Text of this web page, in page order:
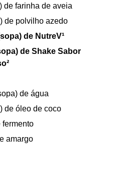
de farinha de aveia
de polvilho azedo
de NutreV¹
de Shake Sabor
de água
de óleo de coco
fermento
amargo